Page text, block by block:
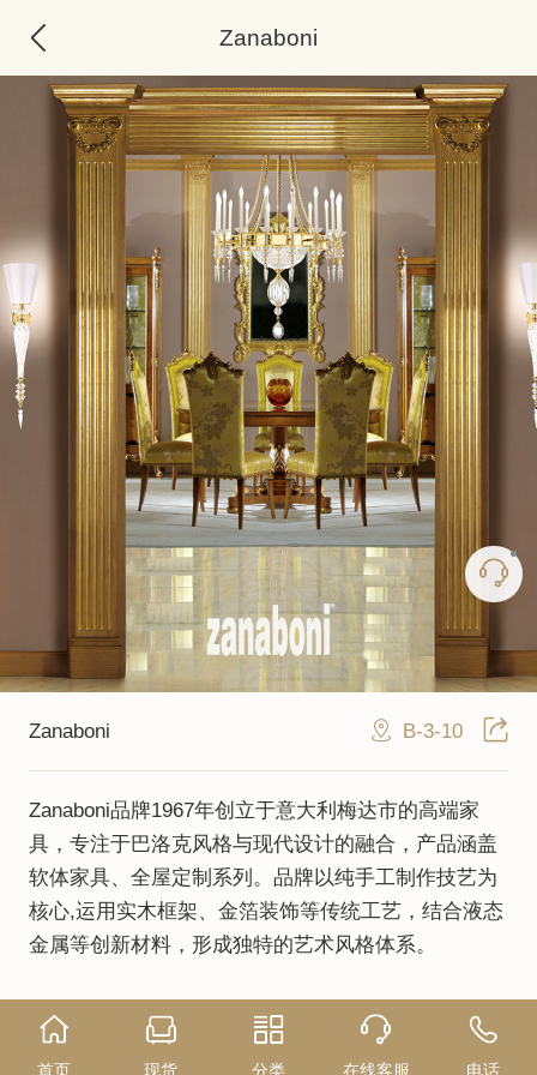
Zanaboni
Zanaboni B-3-10
Zanaboni品牌1967年创立于意大利梅达市的高端家
具，专注于巴洛克风格与现代设计的融合，产品涵盖
软体家具、全屋定制系列。品牌以纯手工制作技艺为
核心,运用实木框架、金箔装饰等传统工艺，结合液态
金属等创新材料，形成独特的艺术风格体系。
首页 现货 分类 在线客服 电话